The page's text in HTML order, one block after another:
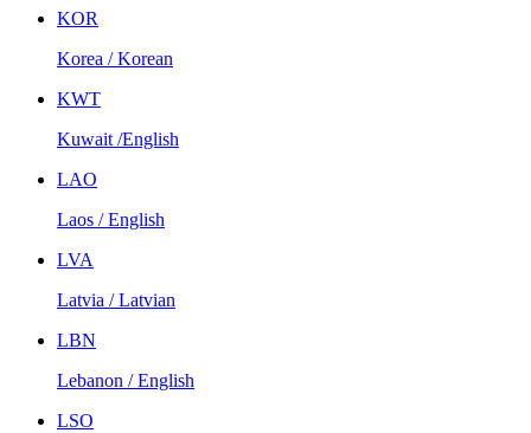
KOR
Korea / Korean
KWT
Kuwait /English
LAO
Laos / English
LVA
Latvia / Latvian
LBN
Lebanon / English
LSO